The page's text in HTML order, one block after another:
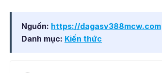
Nguồn: https://dagasv388mcw.com
Danh mục: Kiến thức